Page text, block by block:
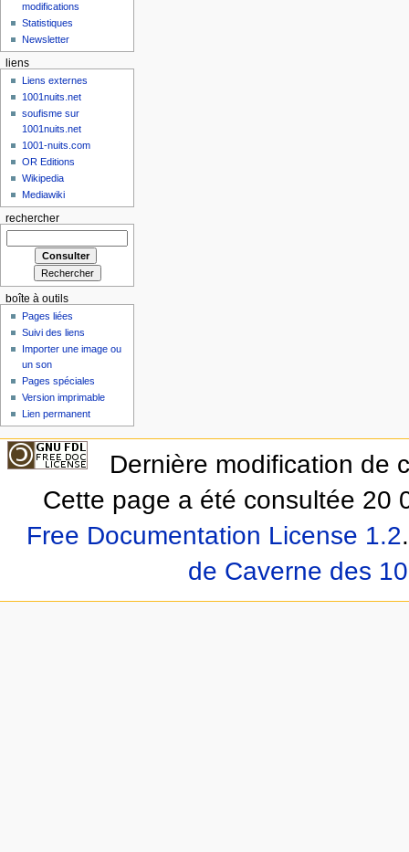
modifications
Statistiques
Newsletter
liens
Liens externes
1001nuits.net
soufisme sur
1001nuits.net
1001-nuits.com
OR Editions
Wikipedia
Mediawiki
rechercher
boîte à outils
Pages liées
Suivi des liens
Importer une image ou
un son
Pages spéciales
Version imprimable
Lien permanent
Dernière modification de
Cette page a été consultée 20
Free Documentation License 1.2.
de Caverne des